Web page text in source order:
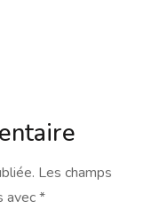
Les champs
avec*